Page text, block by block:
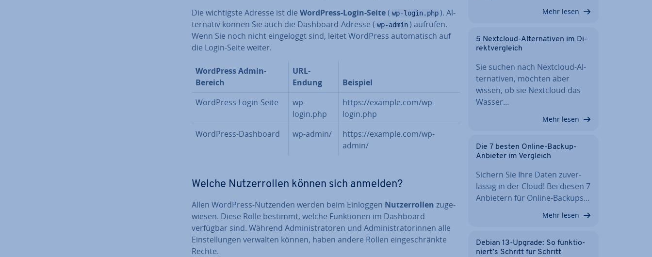
Die wich­tigs­te Adresse ist die WordPress-Login-Seite( wp-login.php ). Al­
ter­na­tiv können Sie auch die Dashboard-Adresse ( wp-admin ) aufrufen.
Wenn Sie noch nicht ein­ge­loggt sind, leitet WordPress au­to­ma­tisch auf
die Login-Seite weiter.
WordPress Admin-
Bereich
URL-
Endung
Beispiel
WordPress Login-Seite
wp-
login.php
https://example.com/wp-
login.php
WordPress-Dashboard
wp-admin/
https://example.com/wp-
admin/
Welche Nut­zer­rol­len können sich anmelden?
Allen WordPress-Nutzenden werden beim Einloggen Nut­zer­rol­len zu­ge­
wie­sen. Diese Rolle bestimmt, welche Funk­tio­nen im Dashboard
verfügbar sind. Während Ad­mi­nis­tra­to­ren und Ad­mi­nis­tra­to­rin­nen alle
Ein­stel­lun­gen verwalten können, haben andere Rollen ein­ge­schränk­te
Rechte.
Mehr lesen
5 Nextcloud-Al­ter­na­ti­ven im Di­
rekt­ver­gleich
Sie suchen nach Nextcloud-Al­
ter­na­ti­ven, möchten aber
wissen, ob sie Nextcloud das
Wasser…
Mehr lesen
Die 7 besten Online-Backup-
Anbieter im Vergleich
Sichern Sie Ihre Daten zu­ver­
läs­sig in der Cloud! Bei diesen 7
Anbietern für Online-Backups…
Mehr lesen
Debian 13-Upgrade: So funk­tio­
niert’s Schritt für Schritt